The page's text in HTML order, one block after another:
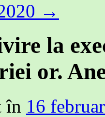
→
la
or.
în 16